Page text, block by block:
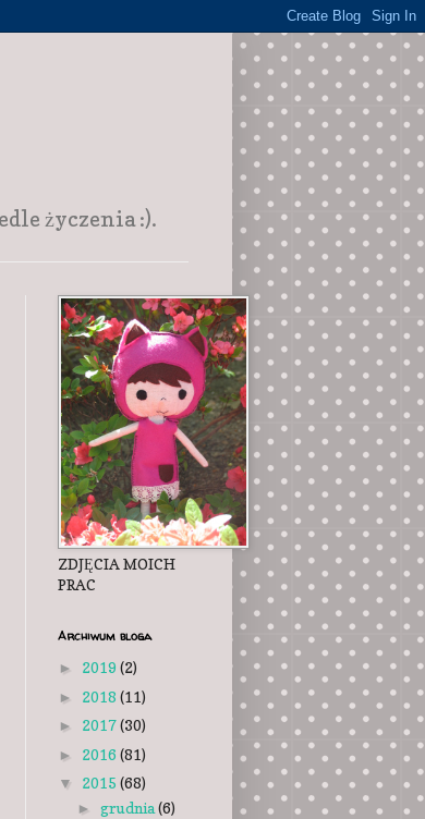
życzenia :).
ZDJĘCIA MOICH
PRAC
Archiwum bloga
► 2019 (2)
► 2018 (11)
► 2017(30)
► 2016 (81)
▼ 2015 (68)
► grudnia(6)